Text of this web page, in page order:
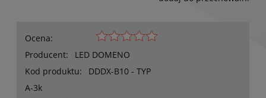
Ocena:
Producent:
LED DOMENO
Kod produktu:
DDDX-B10 - TYP
A-3k